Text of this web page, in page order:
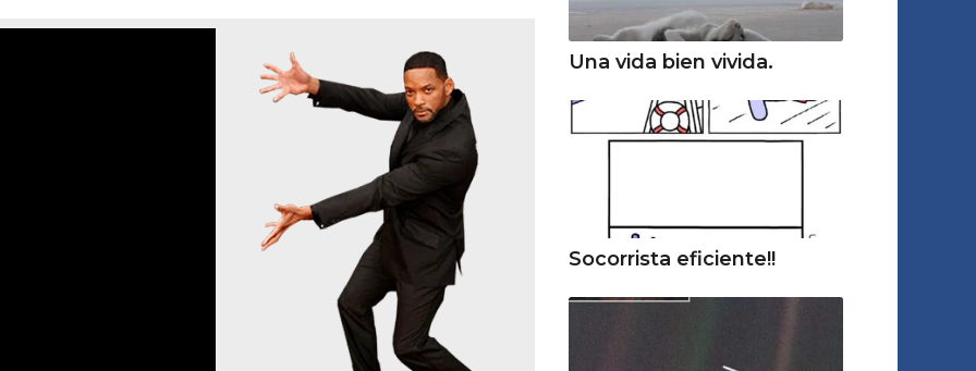
Una vida bien vivida.
Socorrista eficiente!!